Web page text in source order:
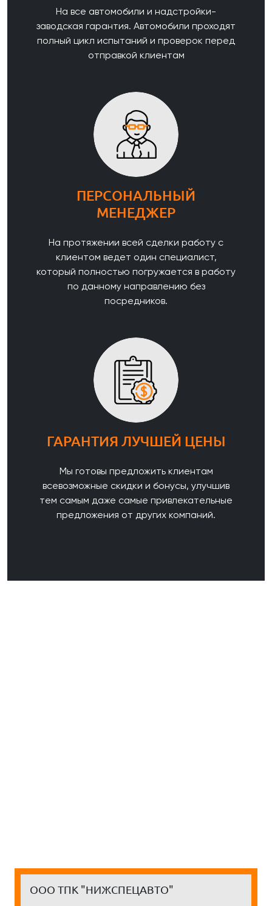
На все автомобили и надстройки-
заводская гарантия. Автомобили проходят
полный цикл испытаний и проверок перед
отправкой клиентам
ПЕРСОНАЛЬНЫЙ
МЕНЕДЖЕР
На протяжении всей сделки работу с
клиентом ведет один специалист,
который полностью погружается в работу
по данному направлению без
посредников.
ГАРАНТИЯ ЛУЧШЕЙ ЦЕНЫ
Мы готовы предложить клиентам
всевозможные скидки и бонусы, улучшив
тем самым даже самые привлекательные
предложения от других компаний.
ООО ТПК "НИЖСПЕЦАВТО"